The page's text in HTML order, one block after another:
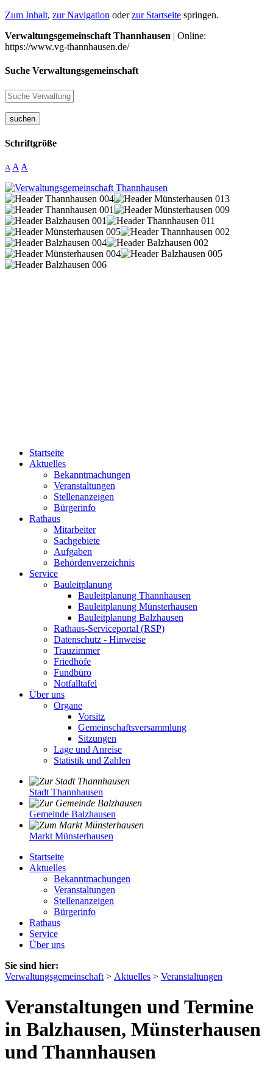
Zum Inhalt, zur Navigation oderzur Startseite springen.
Verwaltungsgemeinschaft Thannhausen | Online:
https://www.vg-thannhausen.de/
Suche Verwaltungsgemeinschaft
suchen
Schriftgröße
A A A
Startseite
Aktuelles
Bekanntmachungen
Veranstaltungen
Stellenanzeigen
Bürgerinfo
Rathaus
Mitarbeiter
Sachgebiete
Aufgaben
Behördenverzeichnis
Service
Bauleitplanung
Bauleitplanung Thannhausen
Bauleitplanung Münsterhausen
Bauleitplanung Balzhausen
Rathaus-Serviceportal (RSP)
Datenschutz - Hinweise
Trauzimmer
Friedhöfe
Fundbüro
Notfalltafel
Über uns
Organe
Vorsitz
Gemeinschaftsversammlung
Sitzungen
Lage und Anreise
Statistik und Zahlen
Stadt Thannhausen
Gemeinde Balzhausen
Markt Münsterhausen
Startseite
Aktuelles
Bekanntmachungen
Veranstaltungen
Stellenanzeigen
Bürgerinfo
Rathaus
Service
Über uns
Sie sind hier:
Verwaltungsgemeinschaft > Aktuelles > Veranstaltungen
Veranstaltungen und Termine
in Balzhausen, Münsterhausen
und Thannhausen